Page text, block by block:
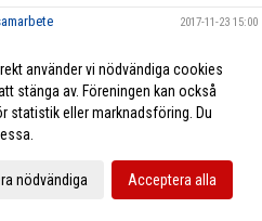
2017-11-23 15:00
2017-10-31 21:02
2017-10-30 20:00
2017-10-20 22:00
2017-10-18 01:00
använder vi nödvändiga cookies
stänga av. Föreningen kan också
statistik eller marknadsföring. Du
nödvändiga Acceptera alla